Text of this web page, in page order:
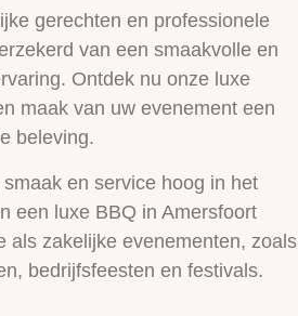
gerechten en professionele
van een smaakvolle en
Ontdek nu onze luxe
maak van uw evenement een
beleving.
en service hoog in het
een luxe BBQ in Amersfoort
als zakelijke evenementen, zoals
bedrijfsfeesten en festivals.